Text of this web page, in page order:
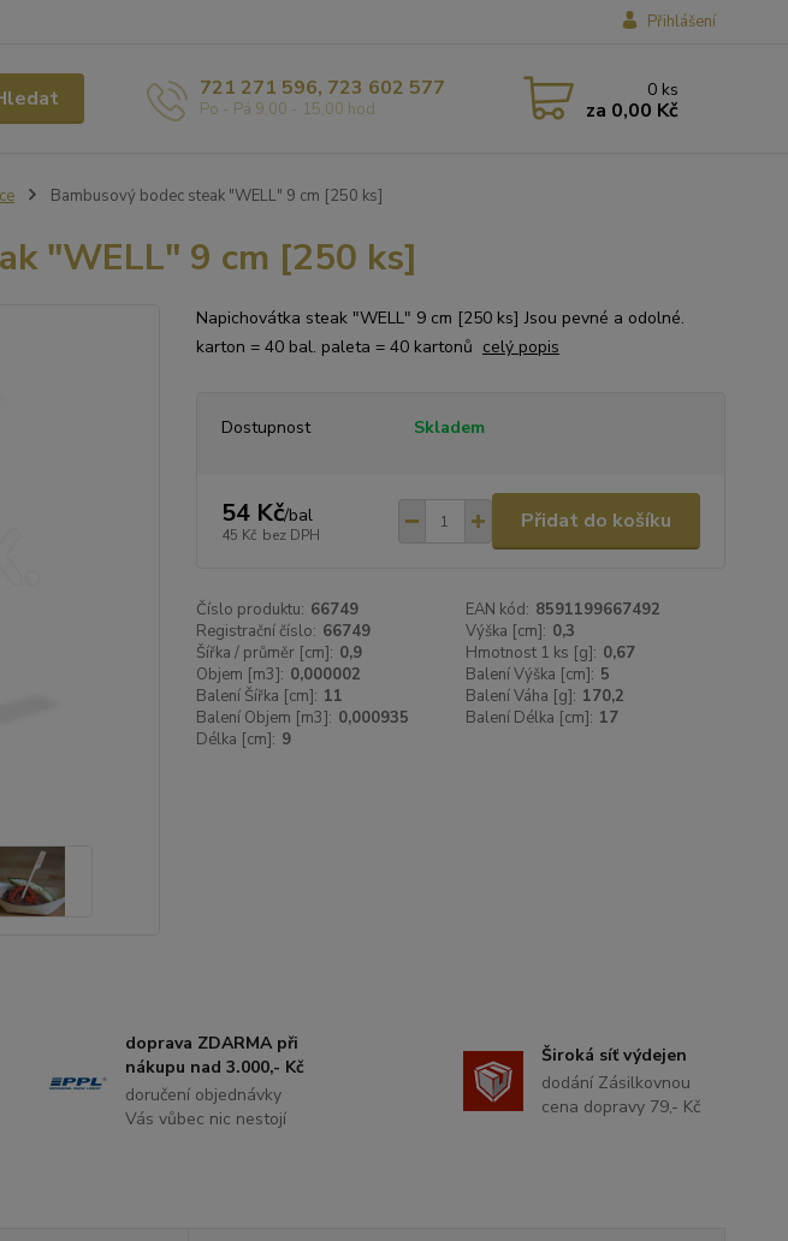
Přihlášení
721 271 596, 723 602 577
Po - Pá 9,00 - 15,00 hod
0 ks
za 0,00 Kč
Bambusový bodec steak "WELL" 9 cm [250 ks]
"WELL" 9 cm [250 ks]
Napichovátka steak "WELL" 9 cm [250 ks] Jsou pevné a odolné.
karton = 40 bal. paleta = 40 kartonů celý popis
Dostupnost Skladem
54 Kč/bal
45 Kč bez DPH
Přidat do košíku
Číslo produktu: 66749 EAN kód: 8591199667492
Registrační číslo: 66749 Výška [cm]: 0,3
Šířka / průměr [cm]: 0,9 Hmotnost 1 ks [g]: 0,67
Objem [m3]: 0,000002 Balení Výška [cm]: 5
Balení Šířka [cm]: 11 Balení Váha [g]: 170,2
Balení Objem [m3]: 0,000935 Balení Délka [cm]: 17
Délka [cm]: 9
doprava ZDARMA při
nákupu nad 3.000,- Kč
doručení objednávky
Vás vůbec nic nestojí
Široká síť výdejen
dodání Zásilkovnou
cena dopravy 79,- Kč